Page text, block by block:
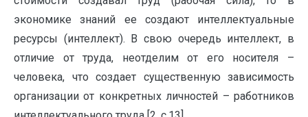
экономике знаний ее создают интеллектуальные
ресурсы (интеллект). В свою очередь интеллект, в
отличие от труда, неотделим от его носителя –
человека, что создает существенную зависимость
организации от конкретных личностей – работников